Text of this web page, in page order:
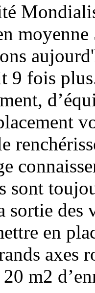
9 fois
sont
sortie des
en
axes
m2